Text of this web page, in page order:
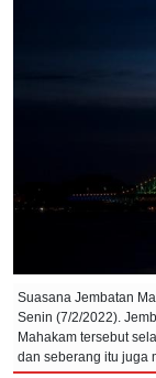
Suasana Jembatan
Senin (7/2/2022).
Mahakam tersebut
dan seberang itu juga